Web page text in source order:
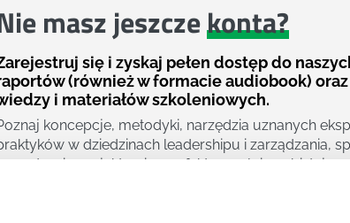
masz jeszczekonta?
się i zyskaj pełen dostęp do
(również w formacie audiobook) oraz
i materiałów szkoleniowych.
koncepcje, metodyki, narzędzia uznanych
w dziedzinach leadershipu i zarządzania,
zarządzania projektami czy efektywności osobistej.